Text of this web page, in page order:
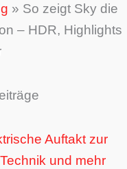
» So zeigt Sky die
– HDR, Highlights
Auftakt zur
und mehr